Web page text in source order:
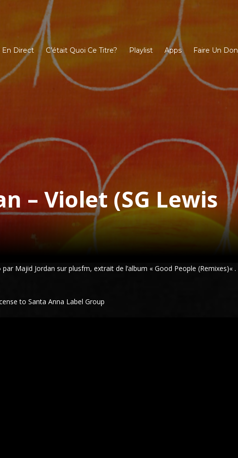
Direct C’était Quoi Ce Titre? Playlist Apps Faire Un Don
– Violet (SG Lewis
par Majid Jordan sur plusfm, extrait de l’album « Good People (Remixes)« .
to Santa Anna Label Group